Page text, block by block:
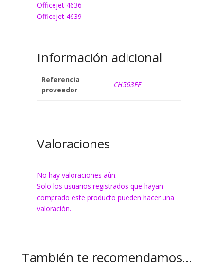
Officejet 4636
Officejet 4639
Información adicional
Referencia
proveedor
CH563EE
Valoraciones
No hay valoraciones aún.
Solo los usuarios registrados que hayan
comprado este producto pueden hacer una
valoración.
También te recomendamos…